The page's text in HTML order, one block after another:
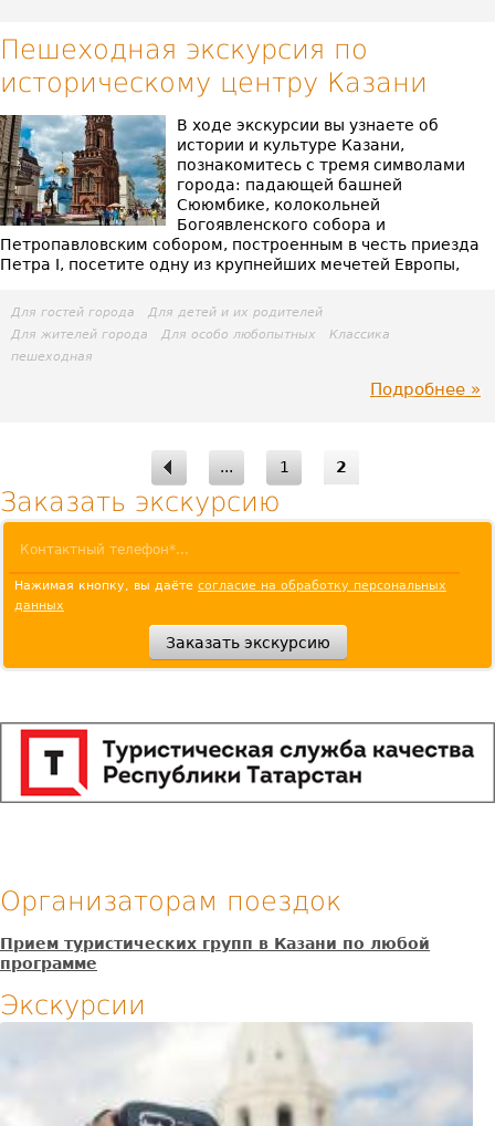
Пешеходная экскурсия по
историческому центру Казани
В ходе экскурсии вы узнаете об
истории и культуре Казани,
познакомитесь с тремя символами
города: падающей башней
Сююмбике, колокольней
Богоявленского собора и
Петропавловским собором, построенным в честь приезда
Петра I, посетите одну из крупнейших мечетей Европы,
Для гостей города
Для детей и их родителей
Для жителей города
Для особо любопытных
Классика
пешеходная
Подробнее
по
... 1 2
Заказать экскурсию
Нажимая кнопку, вы даёте согласие на обработку персональных
данных
Организаторам поездок
Прием туристических групп в Казани по любой
программе
Экскурсии